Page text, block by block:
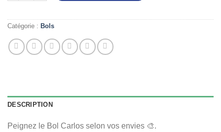
Catégorie : Bols
DESCRIPTION
Peignez le Bol Carlos selon vos envies 🎨.